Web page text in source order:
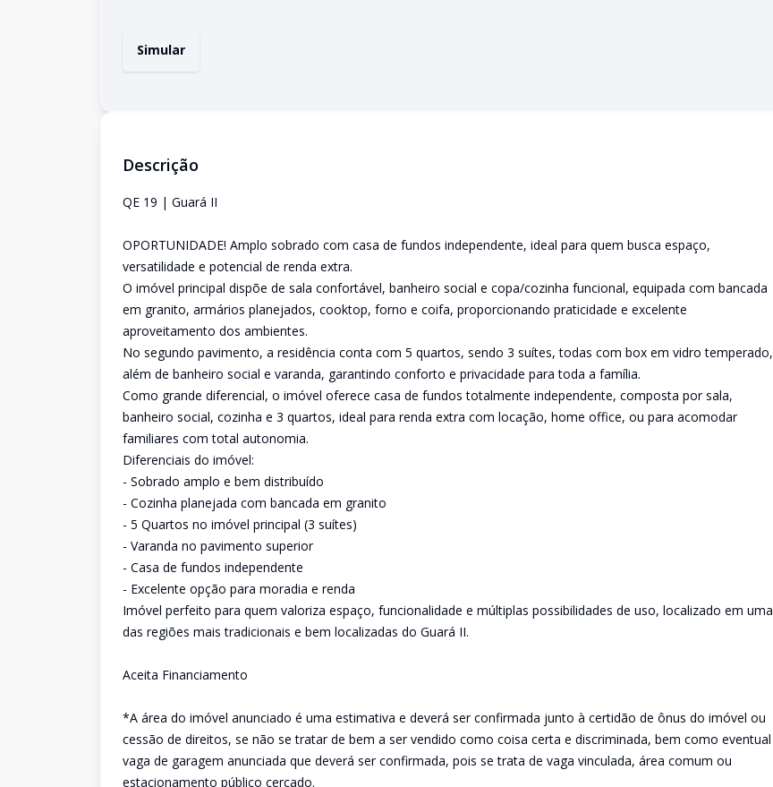
Simular
Descrição
QE 19 | Guará II
OPORTUNIDADE! Amplo sobrado com casa de fundos independente, ideal para quem busca espaço,
versatilidade e potencial de renda extra.
O imóvel principal dispõe de sala confortável, banheiro social e copa/cozinha funcional, equipada com bancada
em granito, armários planejados, cooktop, forno e coifa, proporcionando praticidade e excelente
aproveitamento dos ambientes.
No segundo pavimento, a residência conta com 5 quartos, sendo 3 suítes, todas com box em vidro temperado,
além de banheiro social e varanda, garantindo conforto e privacidade para toda a família.
Como grande diferencial, o imóvel oferece casa de fundos totalmente independente, composta por sala,
banheiro social, cozinha e 3 quartos, ideal para renda extra com locação, home office, ou para acomodar
familiares com total autonomia.
Diferenciais do imóvel:
- Sobrado amplo e bem distribuído
- Cozinha planejada com bancada em granito
- 5 Quartos no imóvel principal (3 suítes)
- Varanda no pavimento superior
- Casa de fundos independente
- Excelente opção para moradia e renda
Imóvel perfeito para quem valoriza espaço, funcionalidade e múltiplas possibilidades de uso, localizado em uma
das regiões mais tradicionais e bem localizadas do Guará II.
Aceita Financiamento
*A área do imóvel anunciado é uma estimativa e deverá ser confirmada junto à certidão de ônus do imóvel ou
cessão de direitos, se não se tratar de bem a ser vendido como coisa certa e discriminada, bem como eventual
vaga de garagem anunciada que deverá ser confirmada, pois se trata de vaga vinculada, área comum ou
estacionamento público cercado.